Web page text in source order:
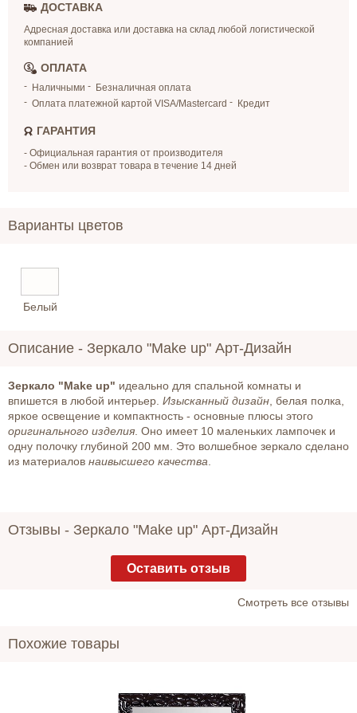
ДОСТАВКА
Адресная доставка или доставка на склад любой логистической
компанией
ОПЛАТА
Наличными
Безналичная оплата
Оплата платежной картой VISA/Mastercard
Кредит
ГАРАНТИЯ
- Официальная гарантия от производителя
- Обмен или возврат товара в течение 14 дней
Варианты цветов
Белый
Описание - Зеркало "Make up" Арт-Дизайн
Зеркало "Make up" идеально для спальной комнаты и
впишется в любой интерьер. Изысканный дизайн , белая полка,
яркое освещение и компактность - основные плюсы этого
оригинального изделия . Оно имеет 10 маленьких лампочек и
одну полочку глубиной 200 мм. Это волшебное зеркало сделано
из материалов наивысшего качества
Отзывы - Зеркало "Make up" Арт-Дизайн
Оставить отзыв
Cмотреть все отзывы
Похожие товары